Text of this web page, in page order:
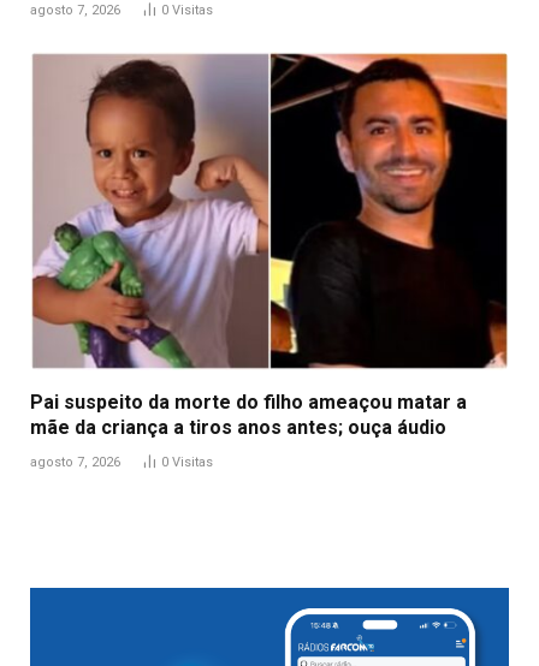
agosto 7, 2026 0 Visitas
Pai suspeito da morte do filho ameaçou matar a
mãe da criança a tiros anos antes; ouça áudio
agosto 7, 2026 0 Visitas